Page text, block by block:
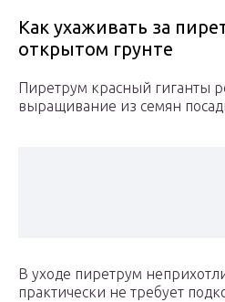
Как ухаживать за
открытом грунте
Пиретрум красный гиганты
выращивание из семян
В уходе пиретрум
практически не требует